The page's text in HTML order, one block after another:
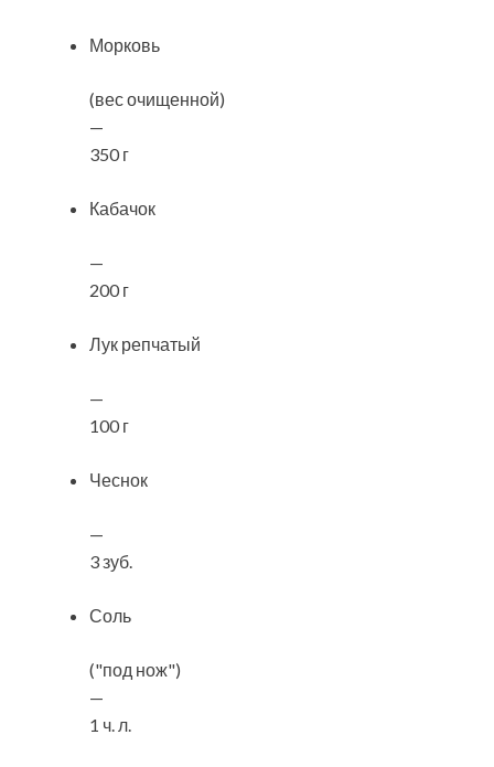
Морковь
(вес очищенной)
—
350 г
Кабачок
—
200 г
Лук репчатый
—
100 г
Чеснок
—
3 зуб.
Соль
("под нож")
—
1 ч. л.